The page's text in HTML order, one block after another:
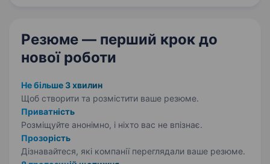
Резюме — перший крок до
нової роботи
Не більше 3 хвилин
Щоб створити та розмістити ваше резюме.
Приватність
Розміщуйте анонімно, і ніхто вас не впізнає.
Прозорість
Дізнавайтеся, які компанії переглядали ваше резюме.